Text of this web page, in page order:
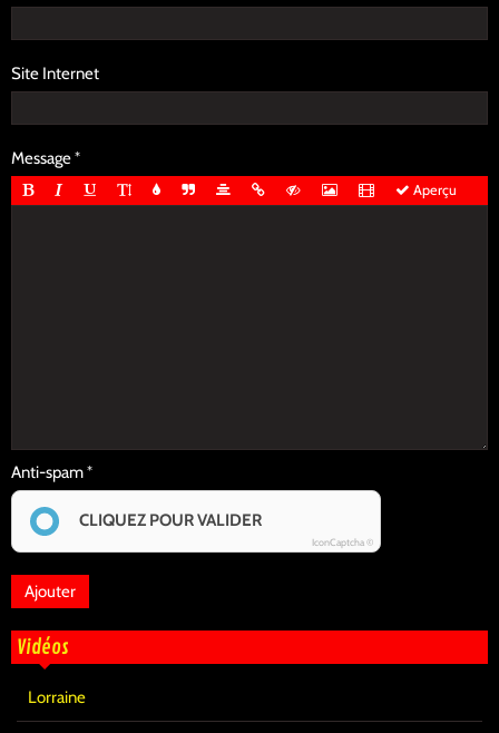
Site Internet
Message
Aperçu
Anti-spam
CLIQUEZ POUR VALIDER
IconCaptcha ©
Vidéos
Lorraine